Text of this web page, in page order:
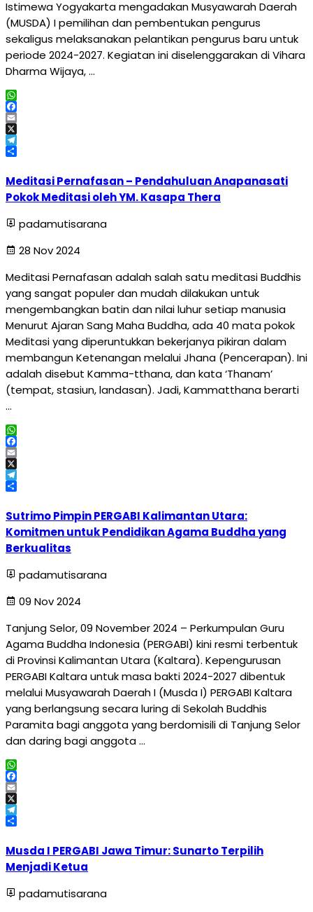
Istimewa Yogyakarta mengadakan Musyawarah Daerah
(MUSDA) I pemilihan dan pembentukan pengurus
sekaligus melaksanakan pelantikan pengurus baru untuk
periode 2024-2027. Kegiatan ini diselenggarakan di Vihara
Dharma Wijaya, …
WhatsApp
Facebook
Email
X
Telegram
Meditasi Pernafasan – Pendahuluan Anapanasati
Pokok Meditasi oleh YM. Kasapa Thera
padamutisarana
28 Nov 2024
Meditasi Pernafasan adalah salah satu meditasi Buddhis
yang sangat populer dan mudah dilakukan untuk
mengembangkan batin dan nilai luhur setiap manusia
Menurut Ajaran Sang Maha Buddha, ada 40 mata pokok
Meditasi yang diperuntukkan bekerjanya pikiran dalam
membangun Ketenangan melalui Jhana (Pencerapan). Ini
adalah disebut Kamma-tthana, dan kata ‘Thanam’
(tempat, stasiun, landasan). Jadi, Kammatthana berarti
…
WhatsApp
Facebook
Email
X
Telegram
Sutrimo Pimpin PERGABI Kalimantan Utara:
Komitmen untuk Pendidikan Agama Buddha yang
Berkualitas
padamutisarana
09 Nov 2024
Tanjung Selor, 09 November 2024 – Perkumpulan Guru
Agama Buddha Indonesia (PERGABI) kini resmi terbentuk
di Provinsi Kalimantan Utara (Kaltara). Kepengurusan
PERGABI Kaltara untuk masa bakti 2024-2027 dibentuk
melalui Musyawarah Daerah I (Musda I) PERGABI Kaltara
yang berlangsung secara luring di Sekolah Buddhis
Paramita bagi anggota yang berdomisili di Tanjung Selor
dan daring bagi anggota …
WhatsApp
Facebook
Email
X
Telegram
Musda I PERGABI Jawa Timur: Sunarto Terpilih
Menjadi Ketua
padamutisarana